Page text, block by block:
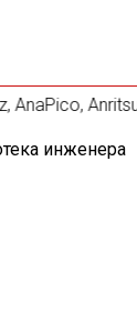
Anritsu,
инженера